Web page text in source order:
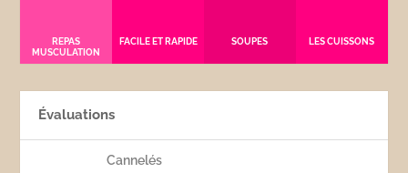
REPAS
MUSCULATION
FACILE ET RAPIDE SOUPES LES CUISSONS
Évaluations
Cannelés